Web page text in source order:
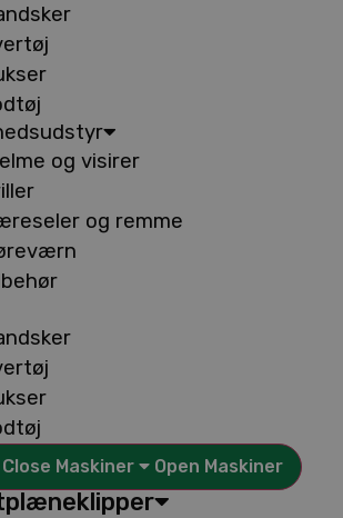
og visirer
og remme
Close Maskiner Open Maskiner